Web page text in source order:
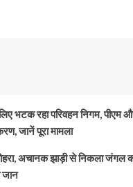
भटक रहा परिवहन निगम, पीएम
जानें पूरा मामला
अचानक झाड़ी से निकला जंगल
जान